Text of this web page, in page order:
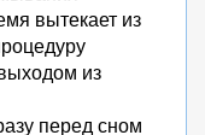
вытекает из
из
перед сном